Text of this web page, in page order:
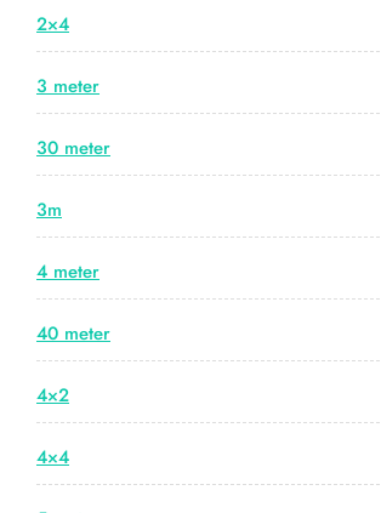
2×4
3 meter
30 meter
3m
4 meter
40 meter
4×2
4×4